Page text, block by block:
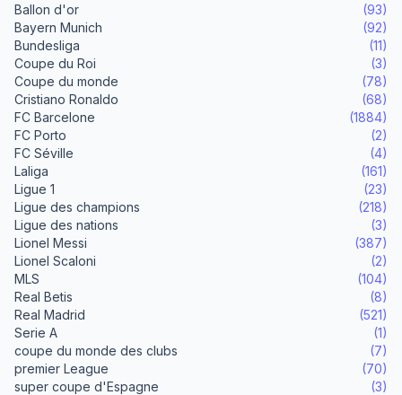
Ballon d'or
(93)
Bayern Munich
(92)
Bundesliga
(11)
Coupe du Roi
(3)
Coupe du monde
(78)
Cristiano Ronaldo
(68)
FC Barcelone
(1884)
FC Porto
(2)
FC Séville
(4)
Laliga
(161)
Ligue 1
(23)
Ligue des champions
(218)
Ligue des nations
(3)
Lionel Messi
(387)
Lionel Scaloni
(2)
MLS
(104)
Real Betis
(8)
Real Madrid
(521)
Serie A
(1)
coupe du monde des clubs
(7)
premier League
(70)
super coupe d'Espagne
(3)